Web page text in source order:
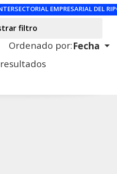
EMPRESARIAL DEL
filtro
Ordenado por:Fecha
resultados